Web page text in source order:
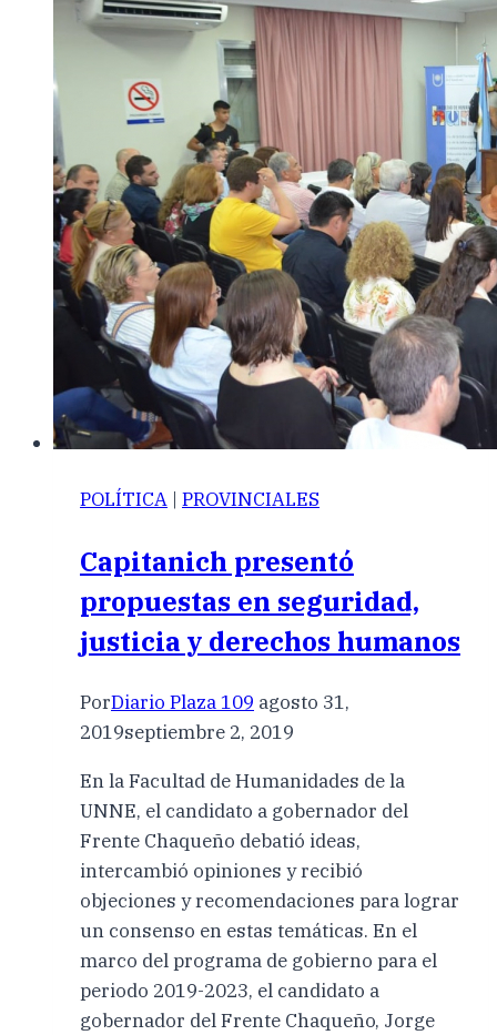
POLÍTICA | PROVINCIALES
Capitanich presentó
propuestas en seguridad,
justicia y derechos humanos
PorDiario Plaza 109 agosto 31,
2019septiembre 2, 2019
En la Facultad de Humanidades de la
UNNE, el candidato a gobernador del
Frente Chaqueño debatió ideas,
intercambió opiniones y recibió
objeciones y recomendaciones para lograr
un consenso en estas temáticas. En el
marco del programa de gobierno para el
periodo 2019-2023, el candidato a
gobernador del Frente Chaqueño, Jorge